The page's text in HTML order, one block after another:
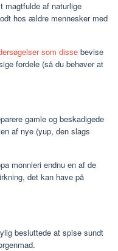
magtfulde af naturlige
hos ældre mennesker med
som disse bevise
fordele (så du behøver at
gamle og beskadigede
af ​​nye (yup, den slags
monnieri endnu en af ​​de
det kan have på
besluttede at spise sundt